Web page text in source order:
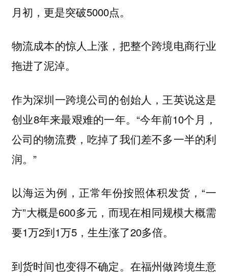
月初，更是突破5000点。
物流成本的惊人上涨，把整个跨境电商行业
拖进了泥淖。
作为深圳一跨境公司的创始人，王英说这是
创业8年来最艰难的一年。“今年前10个月，
公司的物流费，吃掉了我们差不多一半的利
润。”
以海运为例，正常年份按照体积发货，“一
方”大概是600多元，而现在相同规模大概需
要1万2到1万5，生生涨了20多倍。
到货时间也变得不确定。在福州做跨境生意